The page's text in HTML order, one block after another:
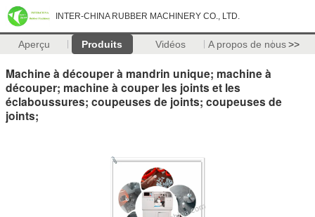
INTER-CHINA RUBBER MACHINERY CO., LTD.
Aperçu Produits Vidéos A propos de nous>>
Machine à découper à mandrin unique; machine à
découper; machine à couper les joints et les
éclaboussures; coupeuses de joints; coupeuses de
joints;